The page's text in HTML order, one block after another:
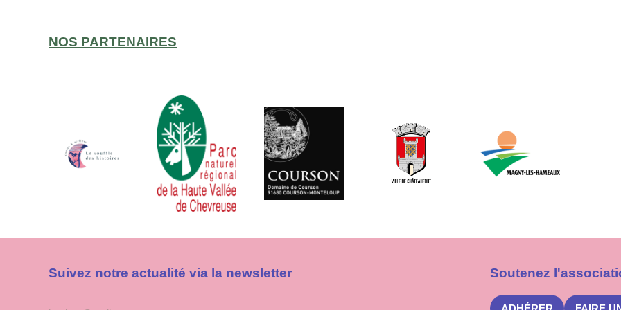
NOS PARTENAIRES
Suivez notre actualité via la newsletter Soutenez